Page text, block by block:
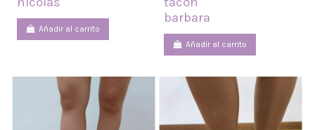
Añadir al carrito
barbara
Añadir al carrito